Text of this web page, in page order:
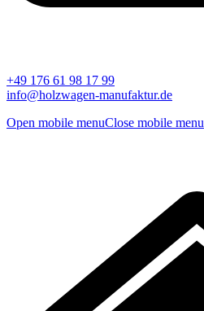
+49 176 61 98 17 99
info@holzwagen-manufaktur.de
Open mobile menuClose mobile menu